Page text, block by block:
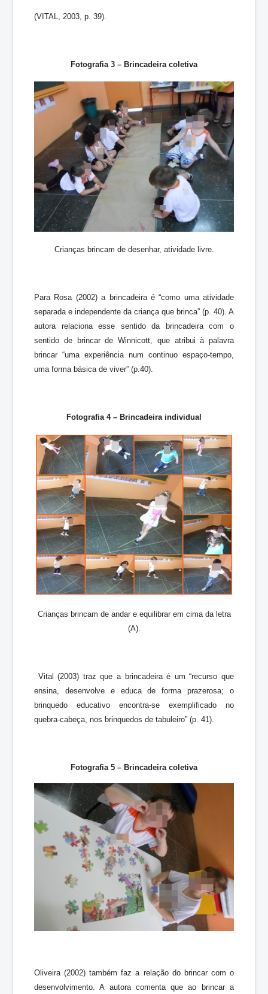
(VITAL, 2003, p. 39).
Fotografia 3 – Brincadeira coletiva
Crianças brincam de desenhar, atividade livre.
Para Rosa (2002) a brincadeira é “como uma atividade
separada e independente da criança que brinca” (p. 40). A
autora relaciona esse sentido da brincadeira com o
sentido de brincar de Winnicott, que atribui à palavra
brincar “uma experiência num continuo espaço-tempo,
uma forma básica de viver” (p.40).
Fotografia 4 – Brincadeira individual
Crianças brincam de andar e equilibrar em cima da letra
(A).
Vital (2003) traz que a brincadeira é um “recurso que
ensina, desenvolve e educa de forma prazerosa; o
brinquedo educativo encontra-se exemplificado no
quebra-cabeça, nos brinquedos de tabuleiro” (p. 41).
Fotografia 5 – Brincadeira coletiva
Oliveira (2002) também faz a relação do brincar com o
desenvolvimento. A autora comenta que ao brincar a